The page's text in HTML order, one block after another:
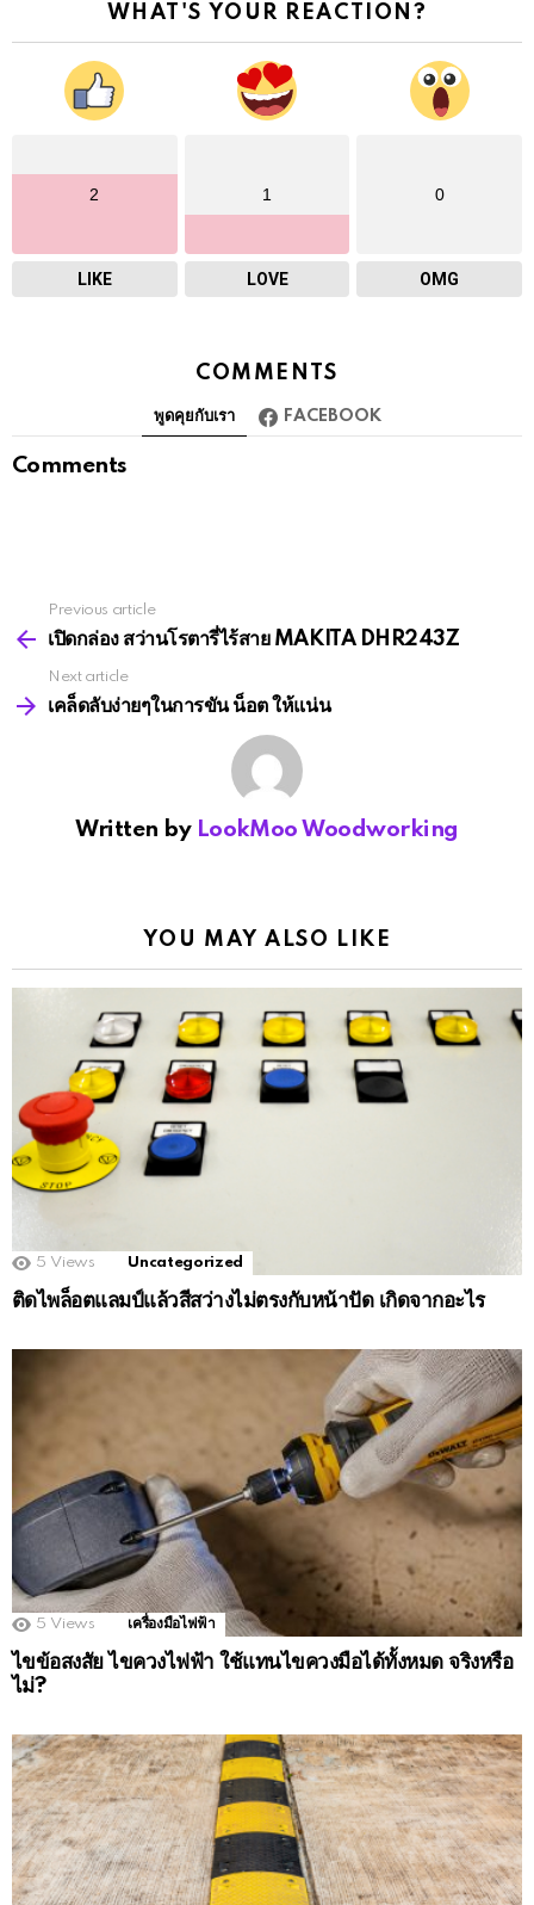
WHAT'S YOUR REACTION?
2
LIKE
1
LOVE
0
OMG
COMMENTS
พูดคุยกับเรา FACEBOOK
Comments
more
Previous article
เปิดกล่อง สว่านโรตารี่ไร้สาย MAKITA DHR243Z
Next article
เคล็ดลับง่ายๆในการขัน น็อต ให้แน่น
Written by LookMoo Woodworking
YOU MAY ALSO LIKE
5 Views Uncategorized
ติดไพล็อตแลมป์แล้วสีสว่างไม่ตรงกับหน้าปัด เกิดจากอะไร
5 Views เครื่องมือไฟฟ้า
ไขข้อสงสัย ไขควงไฟฟ้า ใช้แทนไขควงมือได้ทั้งหมด จริงหรือ
ไม่?